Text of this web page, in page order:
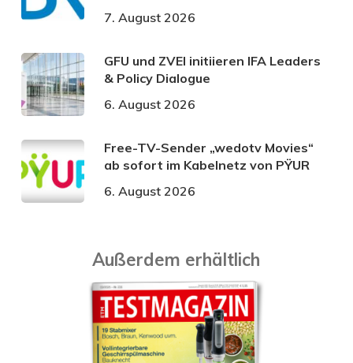
7. August 2026
GFU und ZVEI initiieren IFA Leaders
& Policy Dialogue
6. August 2026
Free-TV-Sender „wedotv Movies“
ab sofort im Kabelnetz von PŸUR
6. August 2026
Außerdem erhältlich